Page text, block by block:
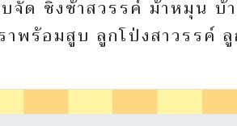
จัด ชิงช้าสวรรค์ ม้าหมุน บ้
าพร้อมสูบ ลูกโป่งสาวรรค์